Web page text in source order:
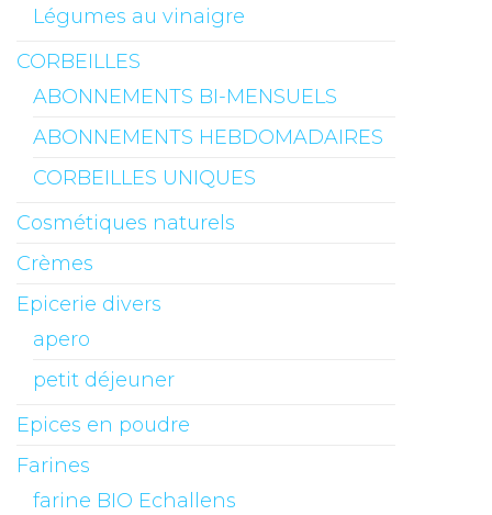
Légumes au vinaigre
CORBEILLES
ABONNEMENTS BI-MENSUELS
ABONNEMENTS HEBDOMADAIRES
CORBEILLES UNIQUES
Cosmétiques naturels
Crèmes
Epicerie divers
apero
petit déjeuner
Epices en poudre
Farines
farine BIO Echallens